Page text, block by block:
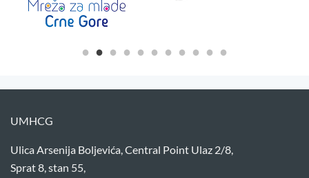
UMHCG
Ulica Arsenija Boljevića, Central Point Ulaz 2/8,
Sprat 8, stan 55,